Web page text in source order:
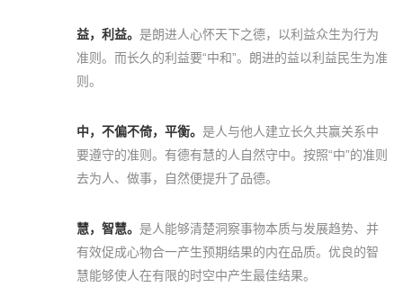
益，利益。 是朗进人心怀天下之德，以利益众生为行为
准则。而长久的利益要“中和”。朗进的益以利益民生为准
则。
中，不偏不倚，平衡。 是人与他人建立长久共赢关系中
要遵守的准则。有德有慧的人自然守中。按照“中”的准则
去为人、做事，自然便提升了品德。
慧，智慧。 是人能够清楚洞察事物本质与发展趋势、并
有效促成心物合一产生预期结果的内在品质。优良的智
慧能够使人在有限的时空中产生最佳结果。